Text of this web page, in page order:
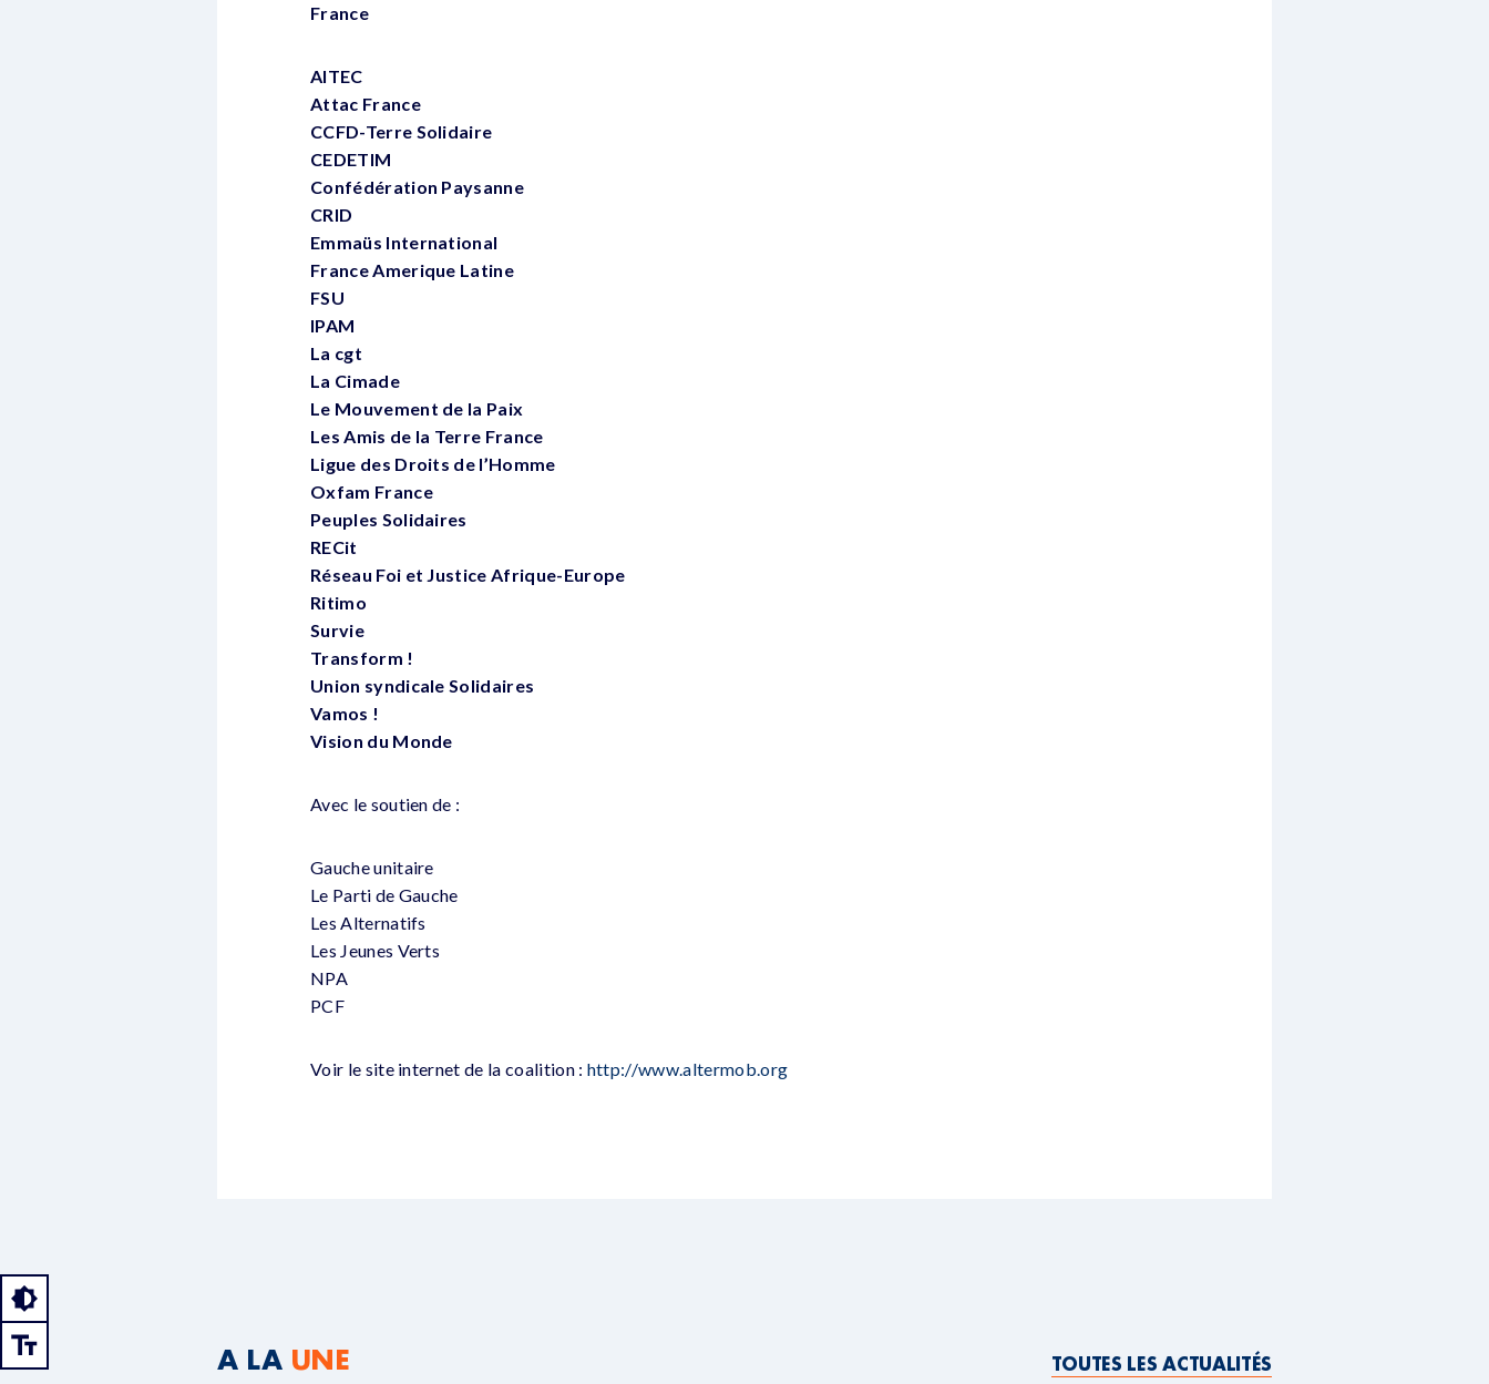
France
AITEC
Attac France
CCFD-Terre Solidaire
CEDETIM
Confédération Paysanne
CRID
Emmaüs International
France Amerique Latine
FSU
IPAM
La cgt
La Cimade
Le Mouvement de la Paix
Les Amis de la Terre France
Ligue des Droits de l’Homme
Oxfam France
Peuples Solidaires
RECit
Réseau Foi et Justice Afrique-Europe
Ritimo
Survie
Transform !
Union syndicale Solidaires
Vamos !
Vision du Monde
Avec le soutien de :
Gauche unitaire
Le Parti de Gauche
Les Alternatifs
Les Jeunes Verts
NPA
PCF
Voir le site internet de la coalition : http://www.altermob.org
A LA UNE TOUTES LES ACTUALITÉS